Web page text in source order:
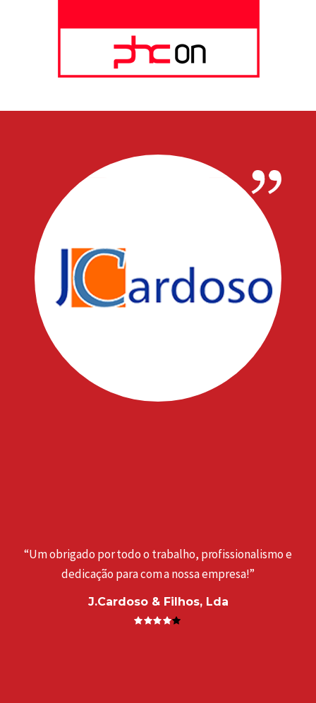
“Um obrigado por todo o trabalho, profissionalismo e
dedicação para com a nossa empresa!”
J.Cardoso & Filhos, Lda